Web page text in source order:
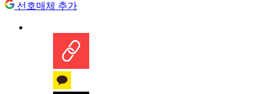
선호매체 추가